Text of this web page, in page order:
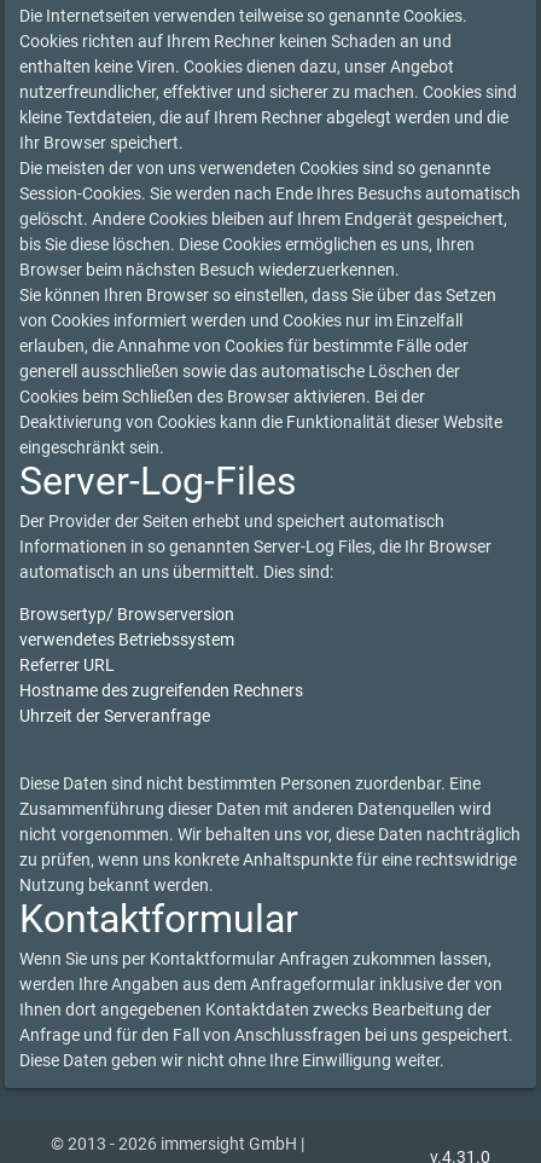
Die Internetseiten verwenden teilweise so genannte Cookies.
Cookies richten auf Ihrem Rechner keinen Schaden an und
enthalten keine Viren. Cookies dienen dazu, unser Angebot
nutzerfreundlicher, effektiver und sicherer zu machen. Cookies sind
kleine Textdateien, die auf Ihrem Rechner abgelegt werden und die
Ihr Browser speichert.
Die meisten der von uns verwendeten Cookies sind so genannte
Session-Cookies. Sie werden nach Ende Ihres Besuchs automatisch
gelöscht. Andere Cookies bleiben auf Ihrem Endgerät gespeichert,
bis Sie diese löschen. Diese Cookies ermöglichen es uns, Ihren
Browser beim nächsten Besuch wiederzuerkennen.
Sie können Ihren Browser so einstellen, dass Sie über das Setzen
von Cookies informiert werden und Cookies nur im Einzelfall
erlauben, die Annahme von Cookies für bestimmte Fälle oder
generell ausschließen sowie das automatische Löschen der
Cookies beim Schließen des Browser aktivieren. Bei der
Deaktivierung von Cookies kann die Funktionalität dieser Website
eingeschränkt sein.
Server-Log-Files
Der Provider der Seiten erhebt und speichert automatisch
Informationen in so genannten Server-Log Files, die Ihr Browser
automatisch an uns übermittelt. Dies sind:
Browsertyp/ Browserversion
verwendetes Betriebssystem
Referrer URL
Hostname des zugreifenden Rechners
Uhrzeit der Serveranfrage
Diese Daten sind nicht bestimmten Personen zuordenbar. Eine
Zusammenführung dieser Daten mit anderen Datenquellen wird
nicht vorgenommen. Wir behalten uns vor, diese Daten nachträglich
zu prüfen, wenn uns konkrete Anhaltspunkte für eine rechtswidrige
Nutzung bekannt werden.
Kontaktformular
Wenn Sie uns per Kontaktformular Anfragen zukommen lassen,
werden Ihre Angaben aus dem Anfrageformular inklusive der von
Ihnen dort angegebenen Kontaktdaten zwecks Bearbeitung der
Anfrage und für den Fall von Anschlussfragen bei uns gespeichert.
Diese Daten geben wir nicht ohne Ihre Einwilligung weiter.
© 2013 - 2026 immersight GmbH |
v.4.31.0